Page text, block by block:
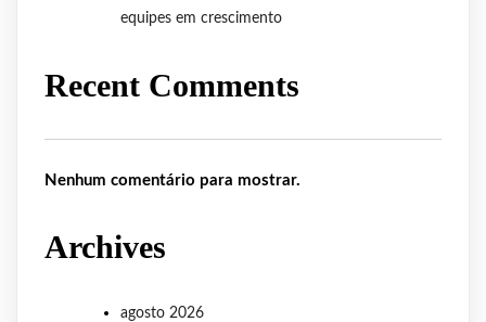
equipes em crescimento
Recent Comments
Nenhum comentário para mostrar.
Archives
agosto 2026